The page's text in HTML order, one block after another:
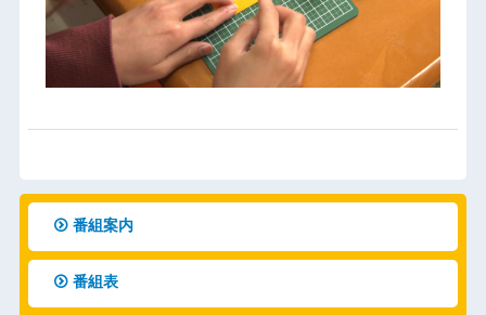
番組案内
番組表